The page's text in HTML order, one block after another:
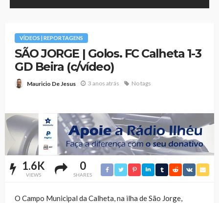
VÍDEOS | REPORTAGENS
SÃO JORGE | Golos. FC Calheta 1-3
GD Beira (c/vídeo)
Mauricio De Jesus 3 anos atrás No tags
1.6K
VIEWS
0
SHARES
O Campo Municipal da Calheta, na ilha de São Jorge,